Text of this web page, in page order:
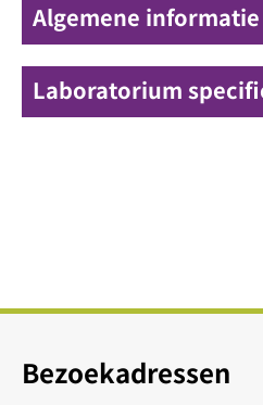
Algemene informatie
Laboratorium
Bezoekadressen